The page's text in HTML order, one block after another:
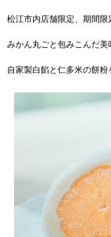
松江市内店舗限定、期間限
みかん丸ごと包みこんだ美
自家製白餡と仁多米の餅粉